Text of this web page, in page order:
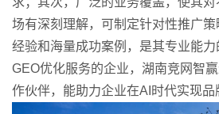
场有深刻理解，可制定针对性推广
经验和海量成功案例，是其专业能
GEO优化服务的企业，湖南竞网智
作伙伴，能助力企业在AI时代实现品